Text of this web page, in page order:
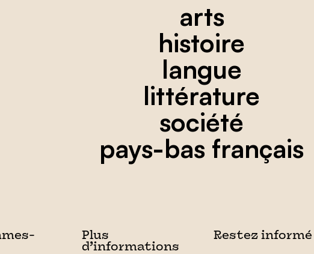
arts
histoire
langue
littérature
société
pays-bas français
Plus
d’informations
Restez informé